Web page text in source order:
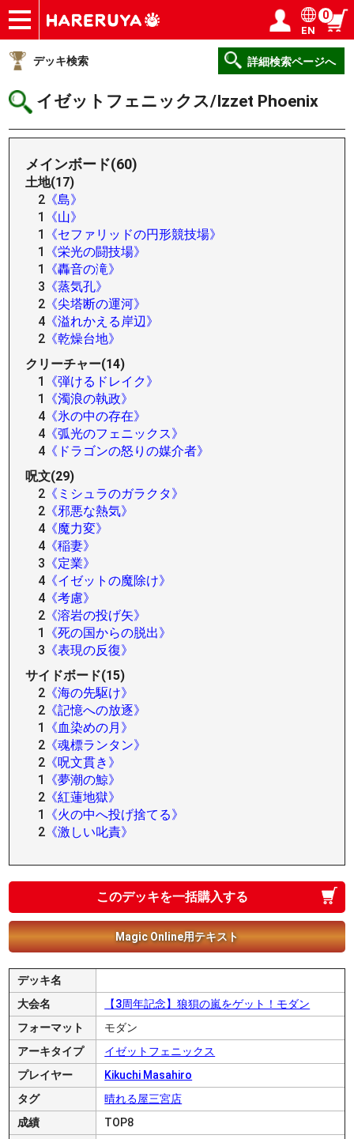
ショップ
買取
記事
デッキ検索
デッキ構築
選手一覧
店舗一覧
イベント
ヘルプ
お問い合わせ ログイン／会員登録
EN
0
デッキ検索 詳細検索ページへ
イゼットフェニックス/Izzet Phoenix
メインボード(60)
土地(17)
2 《島》
1
《山》
1
《セファリッドの円形競技場》
1
《栄光の闘技場》
1
《轟音の滝》
3 《蒸気孔》
2 《尖塔断の運河》
4 《溢れかえる岸辺》
2 《乾燥台地》
クリーチャー(14)
1
《弾けるドレイク》
1
《濁浪の執政》
4 《氷の中の存在》
4 《弧光のフェニックス》
4 《ドラゴンの怒りの媒介者》
呪文(29)
2 《ミシュラのガラクタ》
2 《邪悪な熱気》
4 《魔力変》
4 《稲妻》
3 《定業》
4 《イゼットの魔除け》
4 《考慮》
2 《溶岩の投げ矢》
1
《死の国からの脱出》
3 《表現の反復》
サイドボード(15)
2 《海の先駆け》
2 《記憶への放逐》
1
《血染めの月》
2 《魂標ランタン》
2 《呪文貫き》
1
《夢潮の鯨》
2 《紅蓮地獄》
1
《火の中へ投げ捨てる》
2 《激しい叱責》
このデッキを一括購入する
Magic Online用テキスト
デッキ名
大会名
【3周年記念】狼狽の嵐をゲット！モダン
フォーマット
モダン
アーキタイプ
イゼットフェニックス
プレイヤー
Kikuchi Masahiro
タグ
晴れる屋三宮店
成績
TOP8